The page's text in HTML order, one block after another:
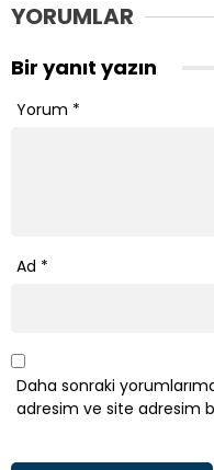
YORUMLAR
Bir yanıt yazın
Yorum *
Ad *
Daha sonraki
adresim ve site adresim